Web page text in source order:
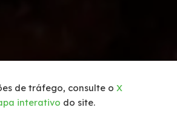
de tráfego, consulte o X
interativo do site.